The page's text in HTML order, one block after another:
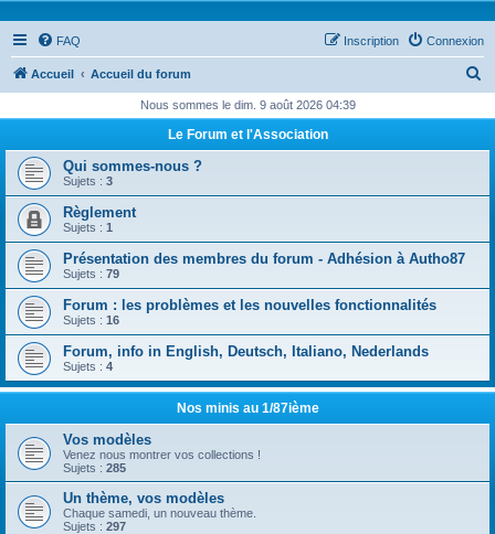
FAQ Connexion
Inscription
Accueil Accueil du forum
h
Nous sommes le dim. 9 août 2026 04:39
Le Forum et l'Association
Qui sommes-nous ?
Sujets : 3
Règlement
Sujets : 1
Présentation des membres du forum - Adhésion à Autho87
Sujets : 79
Forum : les problèmes et les nouvelles fonctionnalités
Sujets : 16
Forum, info in English, Deutsch, Italiano, Nederlands
Sujets : 4
Nos minis au 1/87ième
Vos modèles
Venez nous montrer vos collections !
Sujets : 285
Un thème, vos modèles
Chaque samedi, un nouveau thème.
Sujets : 297